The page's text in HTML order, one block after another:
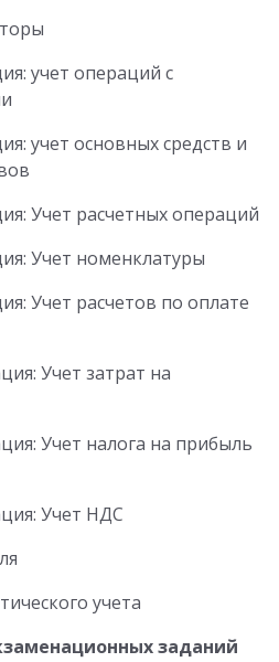
учет операций с
учет основных средств и
Учет расчетных операций
Учет номенклатуры
Учет расчетов по оплате
Учет затрат на
Учет налога на прибыль
Учет НДС
учета
заданий